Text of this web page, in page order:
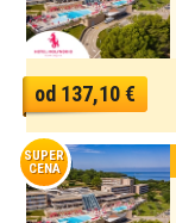
od 137,10 €
SUPER
CENA